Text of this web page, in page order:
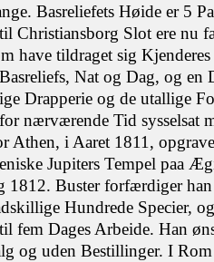
Basreliefets Høide er 5
Christiansborg Slot ere nu
have tildraget sig
Nat og Dag, og en
Drapperie og de utallige
nærværende Tid sysselsat
i Aaret 1811,
Jupiters Tempel paa
1812. Buster forfærdiger
Hundrede Specier,
fem Dages Arbeide. Han
og uden Bestillinger. I